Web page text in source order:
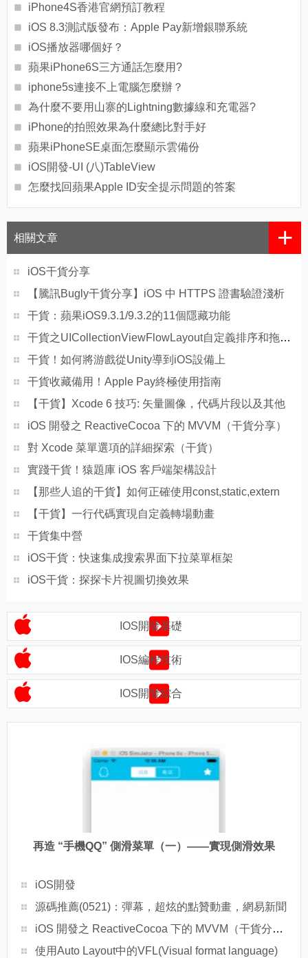
iPhone4S香港官網預訂教程
iOS 8.3測試版發布：Apple Pay新增銀聯系統
iOS播放器哪個好？
蘋果iPhone6S三方通話怎麼用?
iphone5s連接不上電腦怎麼辦？
為什麼不要用山寨的Lightning數據線和充電器?
iPhone的拍照效果為什麼總比對手好
蘋果iPhoneSE桌面怎麼顯示雲備份
iOS開發-UI (八)TableView
怎麼找回蘋果Apple ID安全提示問題的答案
相關文章 +
iOS干貨分享
【騰訊Bugly干貨分享】iOS 中 HTTPS 證書驗證淺析
干貨：蘋果iOS9.3.1/9.3.2的11個隱藏功能
干貨之UICollectionViewFlowLayout自定義排序和拖拽手勢
干貨！如何將游戲從Unity導到iOS設備上
干貨收藏備用！Apple Pay終極使用指南
【干貨】Xcode 6 技巧: 矢量圖像，代碼片段以及其他
iOS 開發之 ReactiveCocoa 下的 MVVM（干貨分享）
對 Xcode 菜單選項的詳細探索（干貨）
實踐干貨！猿題庫 iOS 客戶端架構設計
【那些人追的干貨】如何正確使用const,static,extern
【干貨】一行代碼實現自定義轉場動畫
干貨集中營
iOS干貨：快速集成搜索界面下拉菜單框架
iOS干貨：探探卡片視圖切換效果
IOS開發基礎
IOS編程技術
IOS開發綜合
再造 “手機QQ” 側滑菜單（一）——實現側滑效果
iOS開發
源碼推薦(0521)：彈幕，超炫的點贊動畫，網易新聞
iOS 開發之 ReactiveCocoa 下的 MVVM（干貨分享）
使用Auto Layout中的VFL(Visual format language)